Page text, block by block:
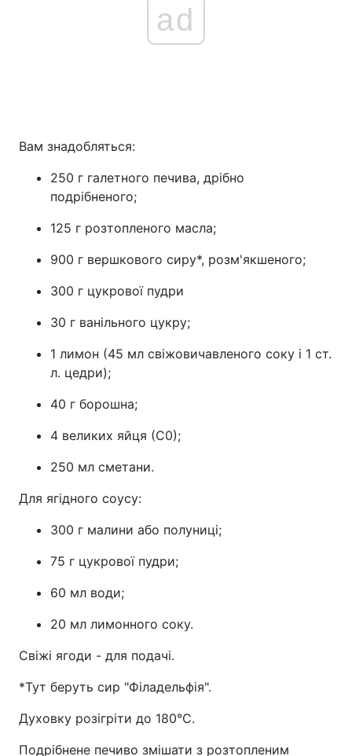
ad
Вам знадобляться:
250 г галетного печива, дрібно
подрібненого;
125 г розтопленого масла;
900 г вершкового сиру*, розм'якшеного;
300 г цукрової пудри
30 г ванільного цукру;
1 лимон (45 мл свіжовичавленого соку і 1 ст.
л. цедри);
40 г борошна;
4 великих яйця (С0);
250 мл сметани.
Для ягідного соусу:
300 г малини або полуниці;
75 г цукрової пудри;
60 мл води;
20 мл лимонного соку.
Свіжі ягоди - для подачі.
*Тут беруть сир "Філадельфія".
Духовку розігріти до 180°C.
Подрібнене печиво змішати з розтопленим